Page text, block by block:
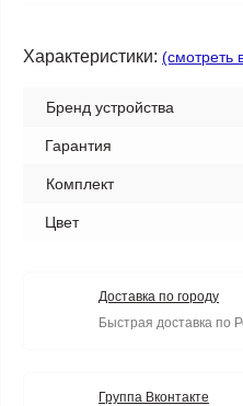
Характеристики: (смотреть
Бренд устройства
Гарантия
Комплект
Цвет
Доставка по городу
Быстрая доставка по
Группа Вконтакте